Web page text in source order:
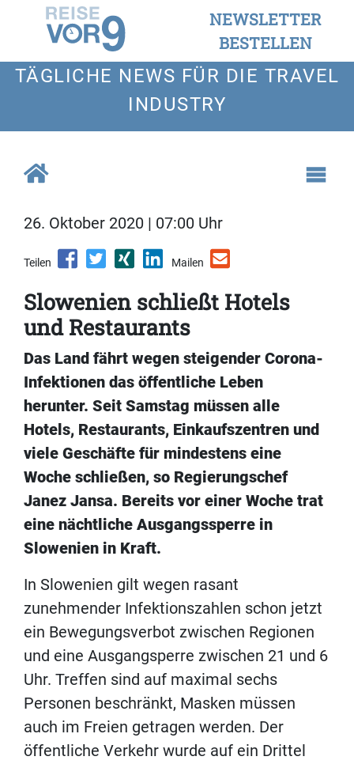
NEWSLETTER
BESTELLEN
TÄGLICHE NEWS FÜR DIE TRAVEL
INDUSTRY
26. Oktober 2020 | 07:00 Uhr
Teilen Mailen
Slowenien schließt Hotels
und Restaurants
Das Land fährt wegen steigender Corona-
Infektionen das öffentliche Leben
herunter. Seit Samstag müssen alle
Hotels, Restaurants, Einkaufszentren und
viele Geschäfte für mindestens eine
Woche schließen, so Regierungschef
Janez Jansa. Bereits vor einer Woche trat
eine nächtliche Ausgangssperre in
Slowenien in Kraft.
In Slowenien gilt wegen rasant
zunehmender Infektionszahlen schon jetzt
ein Bewegungsverbot zwischen Regionen
und eine Ausgangsperre zwischen 21 und 6
Uhr. Treffen sind auf maximal sechs
Personen beschränkt, Masken müssen
auch im Freien getragen werden. Der
öffentliche Verkehr wurde auf ein Drittel